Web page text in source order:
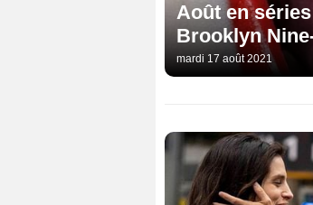
Août en
Brooklyn
mardi 17 août 2021